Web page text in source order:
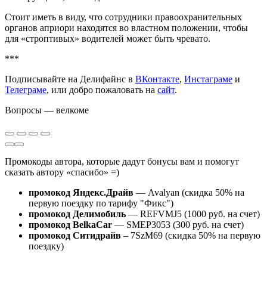
Стоит иметь в виду, что сотрудники правоохранительных
органов априори находятся во властном положении, чтобы
для «строптивых» водителей может быть чревато.
***
Подписывайте на Делифайнс в ВКонтакте, Инстаграме и
Телеграме, или добро пожаловать на сайт.
Вопросы — велкоме
Промокоды автора, которые дадут бонусы вам и помогут
сказать автору «спасибо» =)
промокод Яндекс.Драйв — Avalyan (скидка 50% на
первую поездку по тарифу "Фикс")
промокод Делимобиль — REFVMJ5 (1000 руб. на счет)
промокод BelkaCar — SMEP3053 (300 руб. на счет)
промокод Ситидрайв – 7SzM69 (скидка 50% на первую
поездку)